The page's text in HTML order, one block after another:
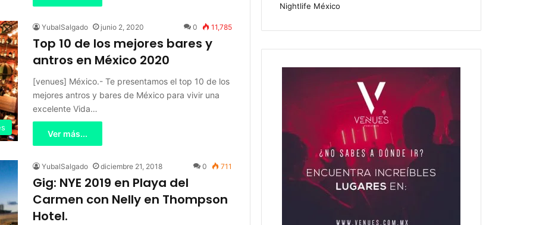
YubalSalgado junio 2, 2020 0 11,785
Top 10 de los mejores bares y
antros en México 2020
[venues] México.- Te presentamos el top 10 de los
mejores antros y bares de México para vivir una
excelente Vida…
Ver más...
YubalSalgado diciembre 21, 2018 0 711
Gig: NYE 2019 en Playa del
Carmen con Nelly en Thompson
Hotel.
Nightlife México